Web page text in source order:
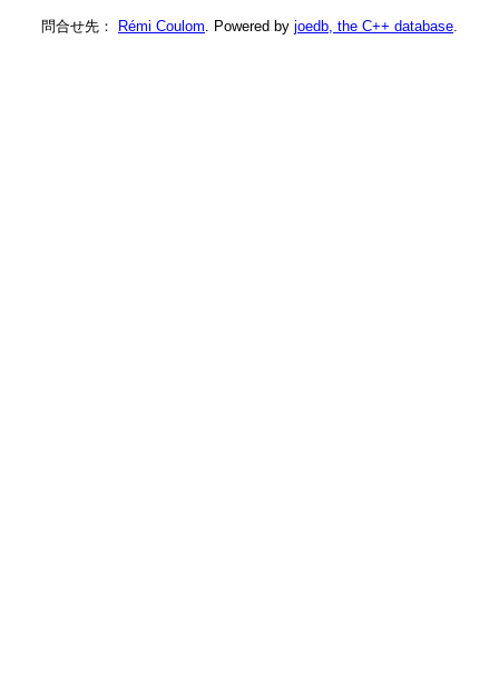
問合せ先： Rémi Coulom . Powered by joedb, the C++ database